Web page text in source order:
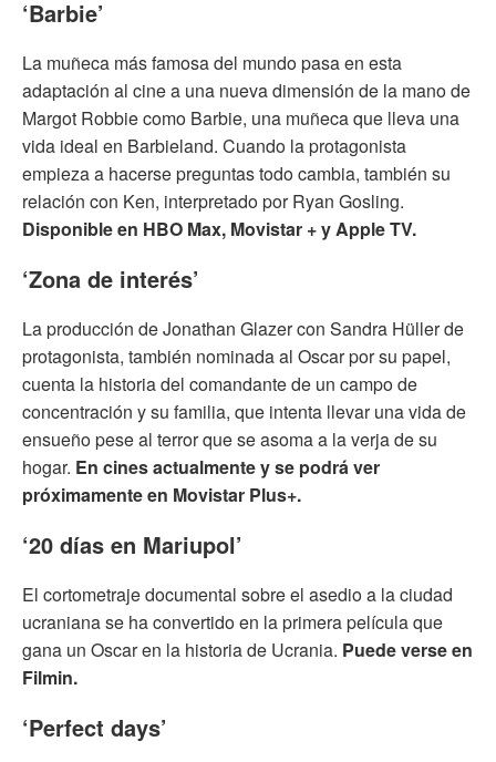
‘Barbie’
La muñeca más famosa del mundo pasa en esta
adaptación al cine a una nueva dimensión de la mano de
Margot Robbie como Barbie, una muñeca que lleva una
vida ideal en Barbieland. Cuando la protagonista
empieza a hacerse preguntas todo cambia, también su
relación con Ken, interpretado por Ryan Gosling.
Disponible en HBO Max, Movistar + y Apple TV.
‘Zona de interés’
La producción de Jonathan Glazer con Sandra Hüller de
protagonista, también nominada al Oscar por su papel,
cuenta la historia del comandante de un campo de
concentración y su familia, que intenta llevar una vida de
ensueño pese al terror que se asoma a la verja de su
hogar. En cines actualmente y se podrá ver
próximamente en Movistar Plus+.
‘20 días en Mariupol’
El cortometraje documental sobre el asedio a la ciudad
ucraniana se ha convertido en la primera película que
gana un Oscar en la historia de Ucrania. Puede verse en
Filmin.
‘Perfect days’